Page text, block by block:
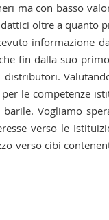
ma con basso
oltre a quanto
informazione
fin dalla suo
distributori.
le competenze
Vogliamo
verso le
verso cibi